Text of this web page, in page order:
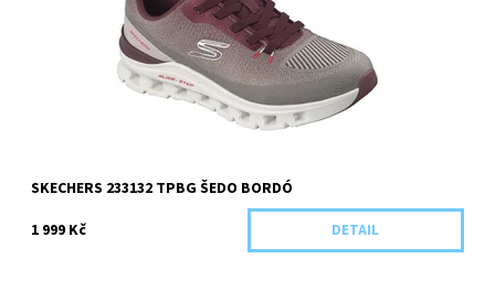
Skladem 1 ks
5916/41
SKECHERS 233132 TPBG ŠEDO BORDÓ
1 999 Kč
DETAIL